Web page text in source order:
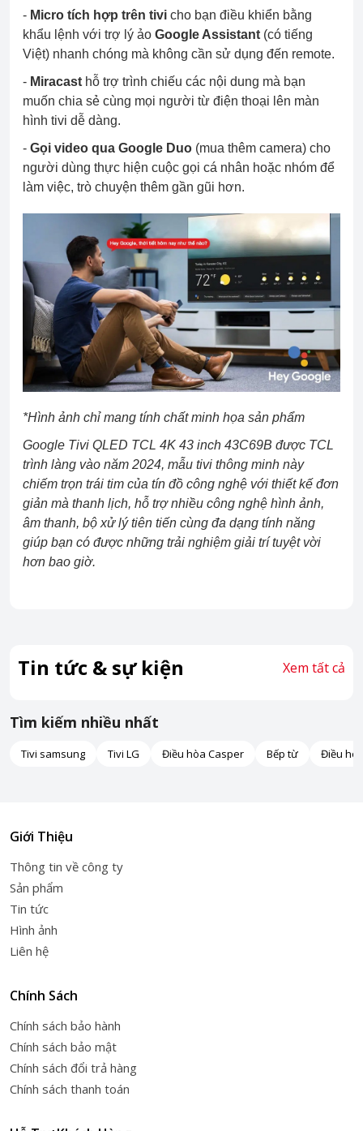
- Micro tích hợp trên tivi cho bạn điều khiển bằng
khẩu lệnh với trợ lý ảo Google Assistant (có tiếng
Việt) nhanh chóng mà không cần sử dụng đến remote.
- Miracast hỗ trợ trình chiếu các nội dung mà bạn
muốn chia sẻ cùng mọi người từ điện thoại lên màn
hình tivi dễ dàng.
- Gọi video qua Google Duo (mua thêm camera) cho
người dùng thực hiện cuộc gọi cá nhân hoặc nhóm để
làm việc, trò chuyện thêm gần gũi hơn.
*Hình ảnh chỉ mang tính chất minh họa sản phẩm
Google Tivi QLED TCL 4K 43 inch 43C69B được TCL
trình làng vào năm 2024, mẫu tivi thông minh này
chiếm trọn trái tim của tín đồ công nghệ với thiết kế đơn
giản mà thanh lịch, hỗ trợ nhiều công nghệ hình ảnh,
âm thanh, bộ xử lý tiên tiến cùng đa dạng tính năng
giúp bạn có được những trải nghiệm giải trí tuyệt vời
hơn bao giờ.
Tin tức & sự kiện Xem tất cả
Tìm kiếm nhiều nhất
Tivi samsung Tivi LG Điều hòa Casper Bếp từ Điều
Giới Thiệu
Thông tin về công ty
Sản phẩm
Tin tức
Hình ảnh
Liên hệ
Chính Sách
Chính sách bảo hành
Chính sách bảo mật
Chính sách đổi trả hàng
Chính sách thanh toán